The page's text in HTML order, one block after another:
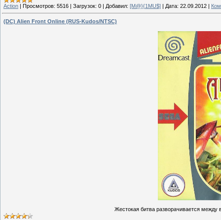
Action | Просмотров: 5516 | Загрузок: 0 | Добавил: [M@}{1MU$] | Дата: 22.09.2012 |
(DC) Alien Front Online (RUS-Kudos/NTSC)
Жестокая битва разворачивается